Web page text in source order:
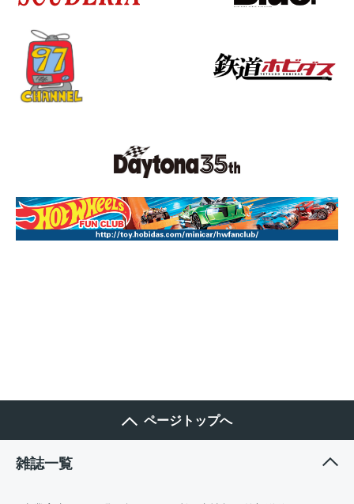
ページトップへ
雑誌一覧